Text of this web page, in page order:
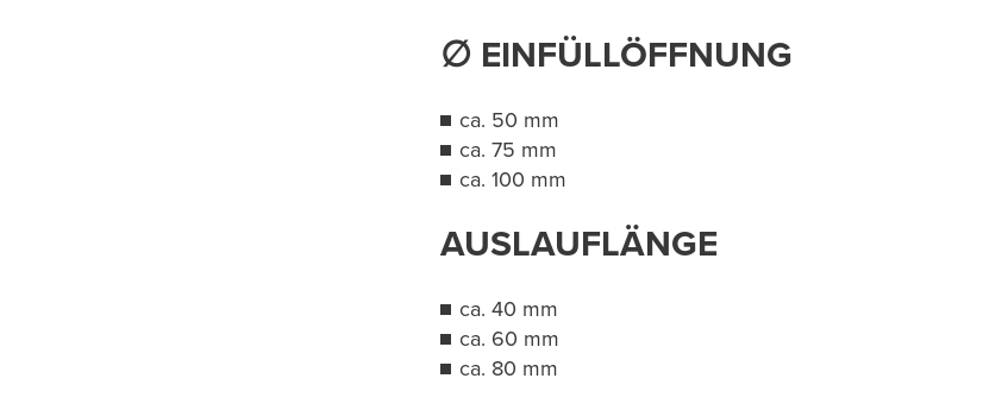
∅ EINFÜLLÖFFNUNG
ca. 50 mm
ca. 75 mm
​​​​​​​ca. 100 mm
AUSLAUFLÄNGE
ca. 40 mm
ca. 60 mm
​​​​​​​​​​​​​​ca. 80 mm